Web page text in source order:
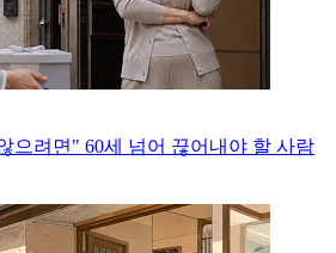
으려면" 60세 넘어 끊어내야 할 사람